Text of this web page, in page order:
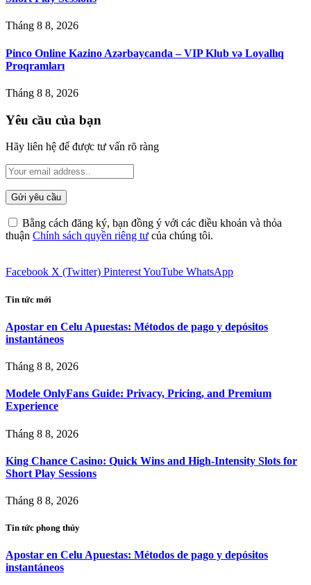
Tháng 8 8, 2026
Pinco Online Kazino Azərbaycanda – VIP Klub və Loyallıq
Proqramları
Tháng 8 8, 2026
Yêu cầu của bạn
Hãy liên hệ để được tư vấn rõ ràng
Bằng cách đăng ký, bạn đồng ý với các điều khoản và thỏa
thuận Chính sách quyền riêng tư của chúng tôi.
Facebook X (Twitter) PinterestYouTube WhatsApp
Tin tức mới
Apostar en Celu Apuestas: Métodos de pago y depósitos
instantáneos
Tháng 8 8, 2026
Modele OnlyFans Guide: Privacy, Pricing, and Premium
Experience
Tháng 8 8, 2026
King Chance Casino: Quick Wins and High-Intensity Slots for
Short Play Sessions
Tháng 8 8, 2026
Tin tức phong thủy
Apostar en Celu Apuestas: Métodos de pago y depósitos
instantáneos